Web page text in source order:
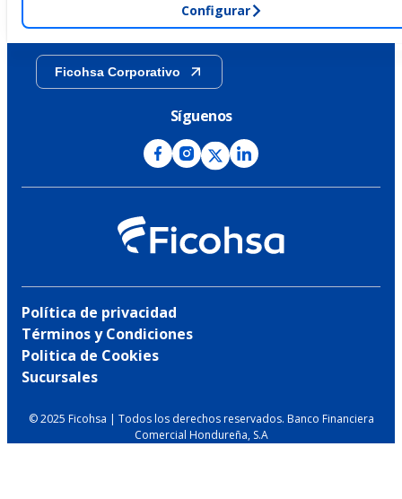
Configurar
Transparencia
Ficohsa Corporativo
Síguenos
Política de privacidad
Términos y Condiciones
Politica de Cookies
Sucursales
© 2025 Ficohsa | Todos los derechos reservados. Banco Financiera
Comercial Hondureña, S.A